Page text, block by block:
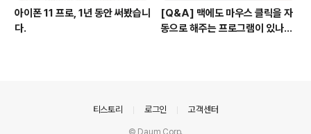
아이폰 11 프로, 1년 동안 써봤습니
다.
[Q&A] 맥에도 마우스 클릭을 자
동으로 해주는 프로그램이 있나
티스토리 로그인 고객센터
© Daum Corp.